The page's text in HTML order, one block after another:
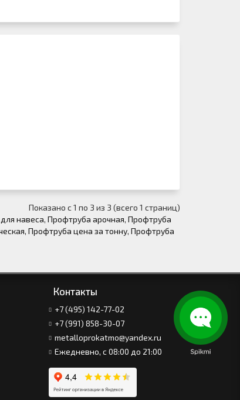
Показано с 1 по 3 из 3 (всего 1 страниц)
навеса, Профтруба арочная, Профтруба
, Профтруба цена за тонну, Профтруба
Контакты
+7 (495) 142-77-02
+7 (991) 858-30-07
metalloprokatmo@yandex.ru
Ежедневно, с 08:00 до 21:00